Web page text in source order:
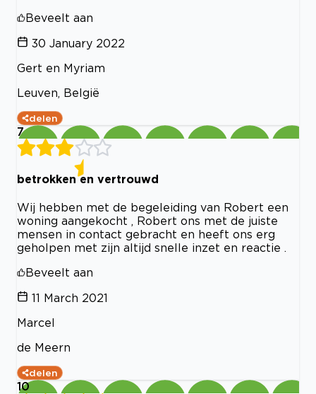
Beveelt aan
30 January 2022
Gert en Myriam
Leuven, België
delen
7
betrokken en vertrouwd
Wij hebben met de begeleiding van Robert een
woning aangekocht , Robert ons met de juiste
mensen in contact gebracht en heeft ons erg
geholpen met zijn altijd snelle inzet en reactie .
Beveelt aan
11 March 2021
Marcel
de Meern
delen
10